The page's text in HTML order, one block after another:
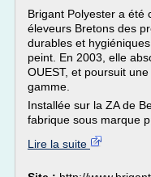
Brigant Polyester a été
éleveurs Bretons des
durables et
peint. En 2003, elle
OUEST, et poursuit
gamme.
Installée sur la ZA de
fabrique sous marque
Lire la suite